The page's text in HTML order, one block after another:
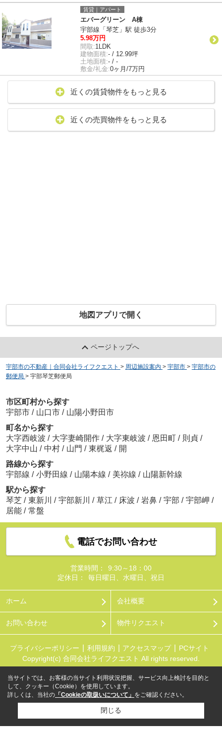
賃貸｜アパート
エバーグリーン A棟
宇部線「琴芝」駅 徒歩3分
5.98万円
間取:1LDK
建物面積:- / 12.99坪
土地面積:- / -
敷金/礼金:0ヶ月/7万円
近くの賃貸物件をもっと見る
近くの売買物件をもっと見る
地図アプリで開く
ページトップへ
宇部市の不動産｜合同会社ライフクエスト > 周辺施設案内 > 宇部市 > 宇部市の
郵便局 > 宇部琴芝郵便局
市区町村から探す
宇部市 / 山口市 / 山陽小野田市
町名から探す
大字西岐波 / 大字妻崎開作 / 大字東岐波 / 恩田町 / 則貞 /
大字中山 / 中村 / 山門 / 東梶返 / 開
路線から探す
宇部線 / 小野田線 / 山陽本線 / 美祢線 / 山陽新幹線
駅から探す
琴芝 / 東新川 / 宇部新川 / 草江 / 床波 / 岩鼻 / 宇部 / 宇部岬 /
居能 / 常盤
電話でお問い合わせ
営業時間：
9:30～18：00
定休日：
毎日曜日、水曜日、祝日
ホーム 会社概要
お問い合わせ 物件リクエスト
プライバシーポリシー 利用規約 アクセスマップ
PCサイト
Copyright(c) 合同会社ライフクエスト All rights reserved.
当サイトでは、お客様の当サイト利用状況把握、サービス向上検討を目的と
して、クッキー（Cookie）を使用しています。
詳しくは、当社の 「Cookieの取扱いについて」 をご確認ください。
閉じる